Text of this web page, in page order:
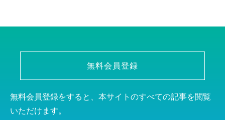
無料会員登録
無料会員登録をすると、本サイトのすべての記事を閲覧
いただけます。